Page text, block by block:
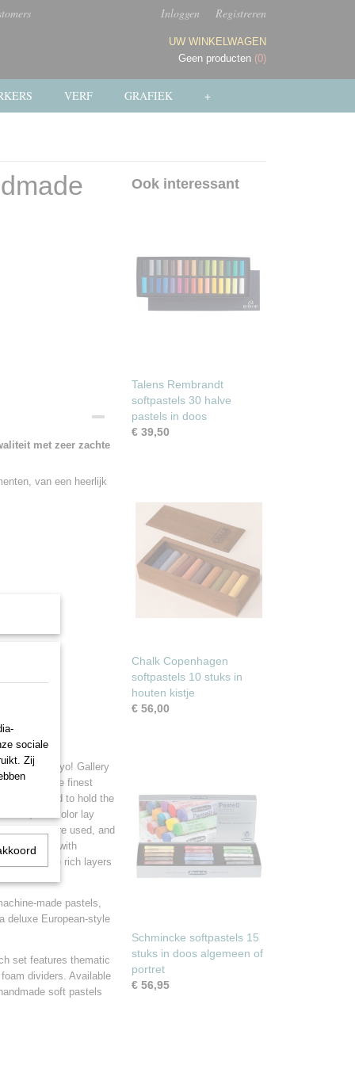
Inloggen Registreren
UW WINKELWAGEN
Geen producten (0)
VERF GRAFIEK +
met zeer zachte
van een heerlijk
Gallery
from Mungyo! Gallery
use only the finest
is needed to hold the
rich color lay
ratings are used, and
perfectly with
to create rich layers
made pastels,
deluxe European-style
set features thematic
dividers. Available
soft pastels
Ook interessant
Talens Rembrandt
softpastels 30 halve
pastels in doos
€ 39,50
Chalk Copenhagen
softpastels 10 stuks in
houten kistje
€ 56,00
Schmincke softpastels 15
stuks in doos algemeen of
portret
€ 56,95
sociale
Zij